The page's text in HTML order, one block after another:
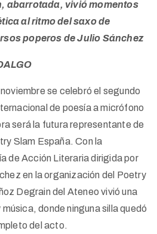
abarrotada, vivió momentos
al ritmo del saxo de
poperos de Julio Sánchez
se celebró el segundo
de poesía a micrófono
será la futura representante de
Slam España. Con la
de Acción Literaria dirigida por
en la organización del Poetry
Degrain del Ateneo vivió una
donde ninguna silla quedó
del acto.